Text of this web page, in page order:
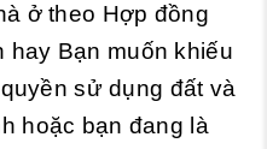
ở theo Hợp đồng
Bạn muốn khiếu
sử dụng đất và
hoặc bạn đang là